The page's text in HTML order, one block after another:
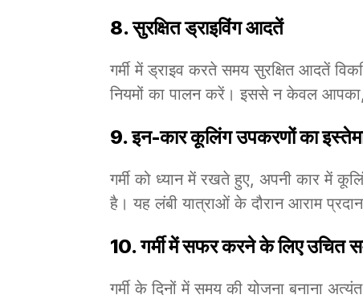
8.सुरक्षित ड्राइविंग आदतें
गर्मी में ड्राइव करते समय सुरक्षित आदतें
नियमों का पालन करें। इससे न केवल आपका,
9.इन-कार कूलिंग उपकरणों का
गर्मी को ध्यान में रखते हुए, अपनी कार में
है। यह लंबी यात्राओं के दौरान आराम
10.गर्मी में सफर करने के लिए उचित
गर्मी के दिनों में समय की योजना बनाना